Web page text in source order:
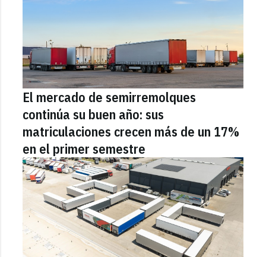
El mercado de semirremolques
continúa su buen año: sus
matriculaciones crecen más de un 17%
en el primer semestre